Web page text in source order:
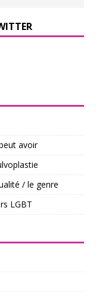
avoir
/ le genre
LGBT